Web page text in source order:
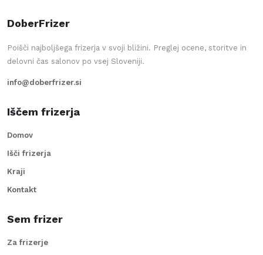
DoberFrizer
Poišči najboljšega frizerja v svoji bližini. Preglej ocene, storitve in
delovni čas salonov po vsej Sloveniji.
info@doberfrizer.si
Iščem frizerja
Domov
Išči frizerja
Kraji
Kontakt
Sem frizer
Za frizerje